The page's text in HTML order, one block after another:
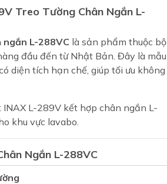
năng lượng
cao cấp
Treo Tường Chân Ngắn L-
L-288VC là sản phẩm thuộc bộ
đầu đến từ Nhật Bản. Đây là mẫu
diện tích hạn chế, giúp tối ưu không
L-289V kết hợp chân ngắn L-
khu vực lavabo.
Ngắn L-288VC